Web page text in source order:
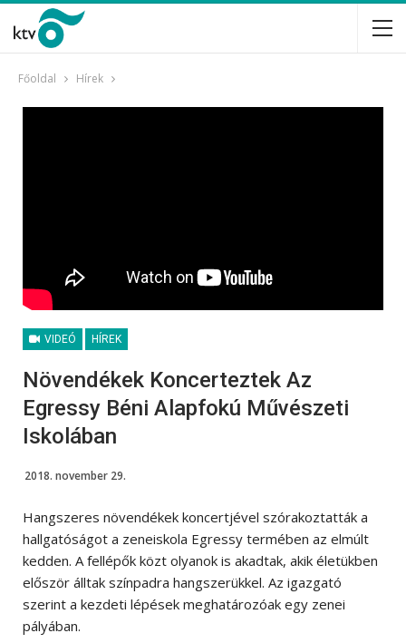
Főoldal Hírek
VIDEÓ HÍREK
Növendékek Koncerteztek Az
Egressy Béni Alapfokú Művészeti
Iskolában
2018. november 29.
Hangszeres növendékek koncertjével szórakoztatták a
hallgatóságot a zeneiskola Egressy termében az elmúlt
kedden. A fellépők közt olyanok is akadtak, akik életükben
először álltak színpadra hangszerükkel. Az igazgató
szerint a kezdeti lépések meghatározóak egy zenei
pályában.